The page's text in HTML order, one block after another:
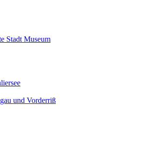
Stadt Museum
und Vorderriß